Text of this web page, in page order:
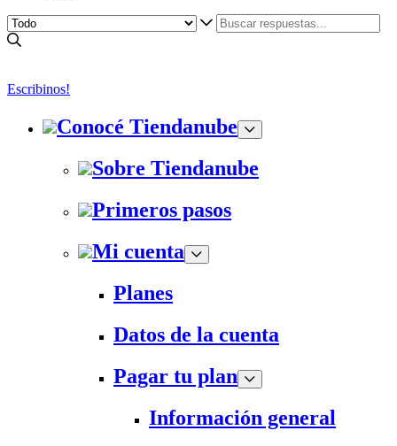
Escribinos!
Conocé Tiendanube
Sobre Tiendanube
Primeros pasos
Mi cuenta
Planes
Datos de la cuenta
Pagar tu plan
Información general